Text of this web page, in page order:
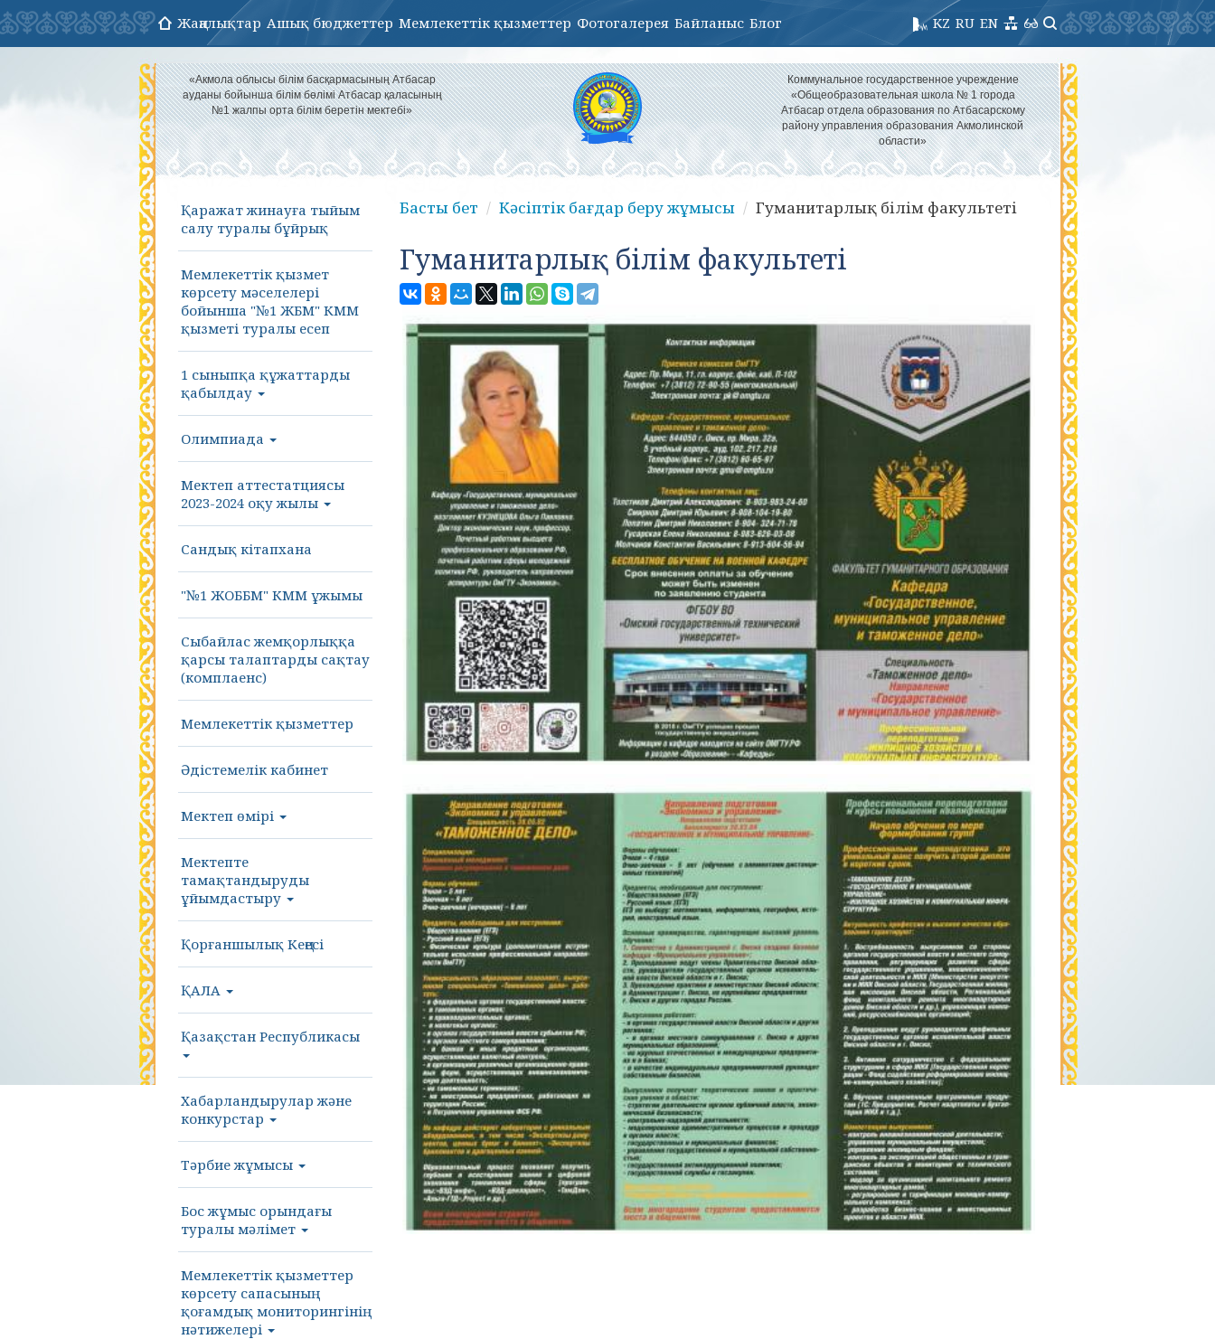
Жаңалықтар Ашық бюджеттер Мемлекеттік қызметтер Фотогалерея Байланыс Блог EN
RU
KZ
«Акмола облысы білім басқармасының Атбасар
ауданы бойынша білім бөлімі Атбасар қаласының
№1 жалпы орта білім беретін мектебі»
Коммунальное государственное учреждение
«Общеобразовательная школа № 1 города
Атбасар отдела образования по Атбасарскому
району управления образования Акмолинской
области»
Қаражат жинауға тыйым
салу туралы бұйрық
Мемлекеттік қызмет
көрсету мәселелері
бойынша "№1 ЖБМ" КММ
қызметі туралы есеп
1 сыныпқа құжаттарды
қабылдау
Олимпиада
Мектеп аттестатциясы
2023-2024 оқу жылы
Сандық кітапхана
"№1 ЖОББМ" КММ ұжымы
Сыбайлас жемқорлыққа
қарсы талаптарды сақтау
(комплаенс)
Мемлекеттік қызметтер
Әдістемелік кабинет
Мектеп өмірі
Мектепте
тамақтандыруды
ұйымдастыру
Қорғаншылық Кеңесі
ҚАЛА
Қазақстан Республикасы
Хабарландырулар және
конкурстар
Тәрбие жұмысы
Бос жұмыс орындағы
туралы мәлімет
Мемлекеттік қызметтер
көрсету сапасының
қоғамдық мониторингінің
нәтижелері
Басты бет Кәсіптік бағдар беру жұмысы Гуманитарлық білім факультеті
Гуманитарлық білім факультеті